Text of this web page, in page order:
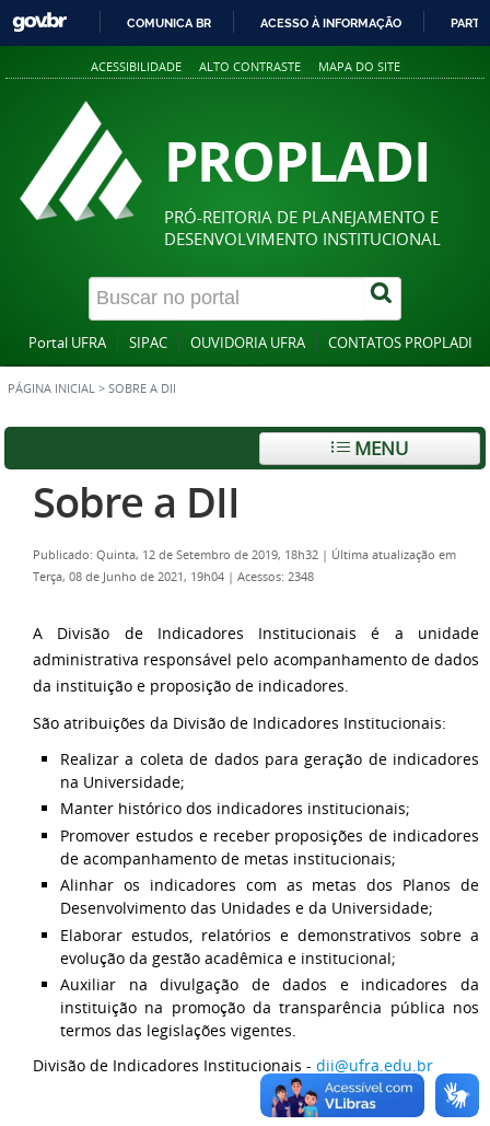
PARA
COMUNICA BR ACESSO À INFORMAÇÃO
ACESSIBILIDADE ALTO CONTRASTE MAPA DO SITE
PROPLADI
PRÓ-REITORIA DE PLANEJAMENTO E
DESENVOLVIMENTO INSTITUCIONAL
Portal UFRA SIPAC OUVIDORIA UFRA CONTATOS PROPLADI
PÁGINA INICIAL > SOBRE A DII
MENU
Sobre a DII
Publicado: Quinta, 12 de Setembro de 2019, 18h32 | Última atualização em
Terça, 08 de Junho de 2021, 19h04 | Acessos: 2348
A Divisão de Indicadores Institucionais é a unidade
administrativa responsável pelo acompanhamento de dados
da instituição e proposição de indicadores.
São atribuições da Divisão de Indicadores Institucionais:
Realizar a coleta de dados para geração de indicadores
na Universidade;
Manter histórico dos indicadores institucionais;
Promover estudos e receber proposições de indicadores
de acompanhamento de metas institucionais;
Alinhar os indicadores com as metas dos Planos de
Desenvolvimento das Unidades e da Universidade;
Elaborar estudos, relatórios e demonstrativos sobre a
evolução da gestão acadêmica e institucional;
Auxiliar na divulgação de dados e indicadores da
instituição na promoção da transparência pública nos
termos das legislações vigentes.
Divisão de Indicadores Institucionais - dii@ufra.edu.br